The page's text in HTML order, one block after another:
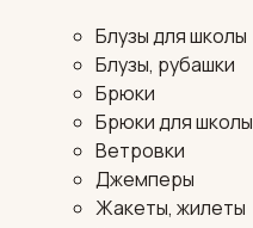
Блузы для школы
Блузы, рубашки
Брюки
Брюки для школы
Ветровки
Джемперы
Жакеты, жилеты